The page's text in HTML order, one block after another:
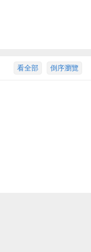
倒序瀏覽
看全部